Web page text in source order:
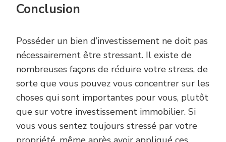
Conclusion
Posséder un bien d’investissement ne doit pas
nécessairement être stressant. Il existe de
nombreuses façons de réduire votre stress, de
sorte que vous pouvez vous concentrer sur les
choses qui sont importantes pour vous, plutôt
que sur votre investissement immobilier. Si
vous vous sentez toujours stressé par votre